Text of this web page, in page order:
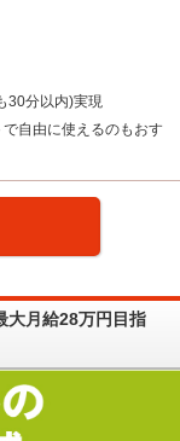
30分以内)実現
自由に使えるのもおす
大月給28万円目指